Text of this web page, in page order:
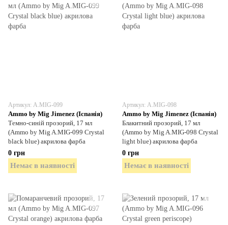
Артикул: A.MIG-099
Ammo by Mig Jimenez (Іспанія)
Темно-синій прозорий, 17 мл
(Ammo by Mig A.MIG-099 Crystal
black blue) акрилова фарба
0 грн
Немає в наявності
Артикул: A.MIG-098
Ammo by Mig Jimenez (Іспанія)
Блакитний прозорий, 17 мл
(Ammo by Mig A.MIG-098 Crystal
light blue) акрилова фарба
0 грн
Немає в наявності